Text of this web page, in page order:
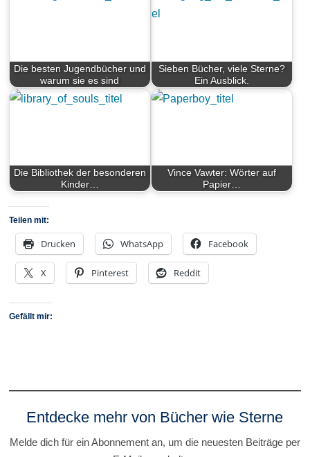
Die besten Jugendbücher und
warum sie es sind
Sieben Bücher, viele Sterne?
Ein Ausblick.
Die Bibliothek der besonderen
Kinder…
Vince Vawter: Wörter auf
Papier…
Teilen mit:
Drucken WhatsApp Facebook
X Pinterest Reddit
Gefällt mir:
Entdecke mehr von Bücher wie Sterne
Melde dich für ein Abonnement an, um die neuesten Beiträge per